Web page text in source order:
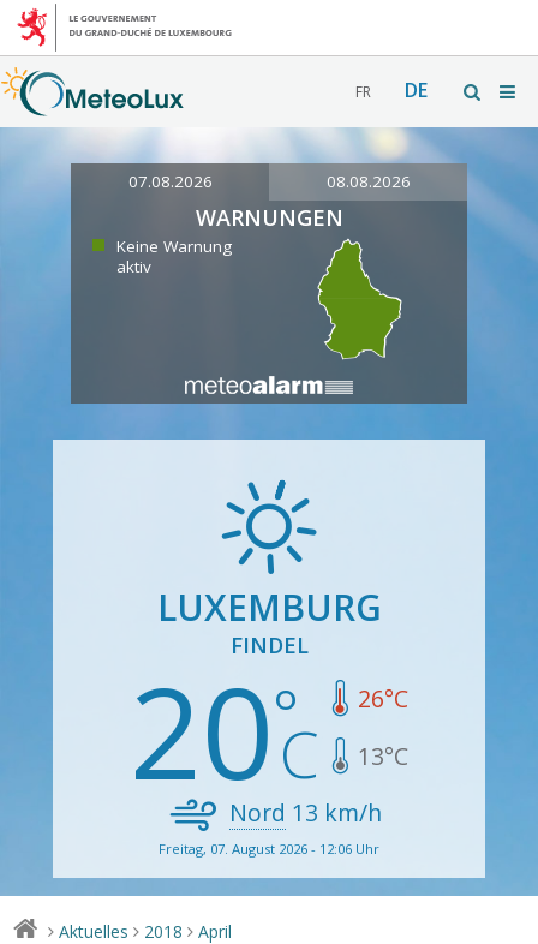
FR DE
07.08.2026 08.08.2026
WARNUNGEN
Keine Warnung
aktiv
LUXEMBURG
FINDEL
20 26°C
13°C
Nord 13 km/h
Freitag, 07. August 2026 - 12:06 Uhr
> Aktuelles > 2018 > April